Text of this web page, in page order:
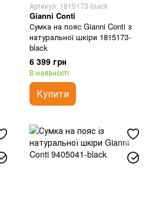
Артикул: 1815173-black
Gianni Conti
Сумка на пояс Gianni Conti з
натуральної шкіри 1815173-
black
6 399 грн
В наявності
Купити